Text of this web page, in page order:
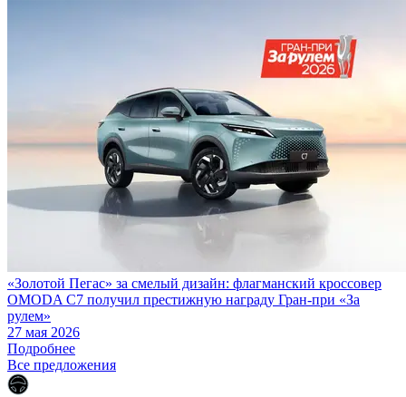
«Золотой Пегас» за смелый дизайн: флагманский кроссовер
OMODA C7 получил престижную награду Гран-при «За
рулем»
27 мая 2026
Подробнее
Все предложения